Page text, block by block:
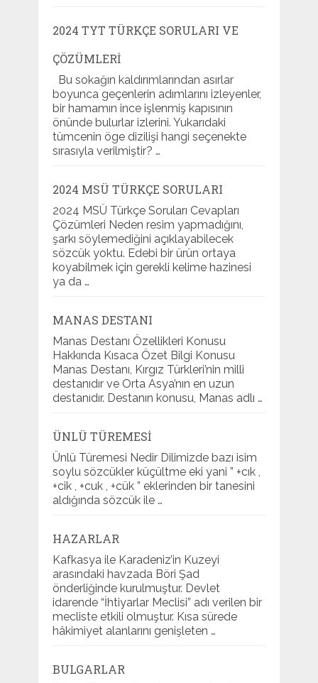
2024 TYT TÜRKÇE SORULARI VE
ÇÖZÜMLERI
Bu sokağın kaldırımlarından asırlar
boyunca geçenlerin adımlarını izleyenler,
bir hamamın ince işlenmiş kapısının
önünde bulurlar izlerini. Yukarıdaki
tümcenin öge dizilişi hangi seçenekte
sırasıyla verilmiştir? …
2024 MSÜ TÜRKÇE SORULARI
2024 MSÜ Türkçe Soruları Cevapları
Çözümleri Neden resim yapmadığını,
şarkı söylemediğini açıklayabilecek
sözcük yoktu. Edebi bir ürün ortaya
koyabilmek için gerekli kelime hazinesi
ya da …
MANAS DESTANI
Manas Destanı Özellikleri Konusu
Hakkında Kısaca Özet Bilgi Konusu
Manas Destanı, Kırgız Türkleri’nin milli
destanıdır ve Orta Asya’nın en uzun
destanıdır. Destanın konusu, Manas adlı …
ÜNLÜ TÜREMESI
Ünlü Türemesi Nedir Dilimizde bazı isim
soylu sözcükler küçültme eki yani ” +cık ,
+cik , +cuk , +cük ” eklerinden bir tanesini
aldığında sözcük ile …
HAZARLAR
Kafkasya ile Karadeniz’in Kuzeyi
arasındaki havzada Böri Şad
önderliğinde kurulmuştur. Devlet
idarende “İhtiyarlar Meclisi” adı verilen bir
mecliste etkili olmuştur. Kısa sürede
hâkimiyet alanlarını genişleten …
BULGARLAR